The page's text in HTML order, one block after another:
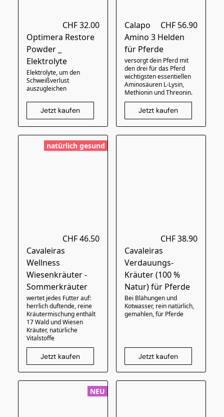
CHF 32.00
Optimera Restore
Powder _
Elektrolyte
Elektrolyte, um den
Schweißverlust
auszugleichen
Jetzt kaufen
CHF 56.90
Calapo
Amino 3 Helden
für Pferde
versorgt dein Pferd mit
den drei für das Pferd
wichtigsten essentiellen
Aminosäuren L-Lysin,
Methionin und Threonin.
Jetzt kaufen
natürlich gesund
CHF 46.50
Cavaleiras
Wellness
Wiesenkräuter -
Sommerkräuter
wertet jedes Futter auf:
herrlich duftende, reine
Kräutermischung enthält
17 Wald und Wiesen
Kräuter, natürliche
Vitalstoffe
Jetzt kaufen
CHF 38.90
Cavaleiras
Verdauungs-
Kräuter (100 %
Natur) für Pferde
Bei Blähungen und
Kotwasser, rein natürlich,
gemahlen, für Pferde
Jetzt kaufen
NEU